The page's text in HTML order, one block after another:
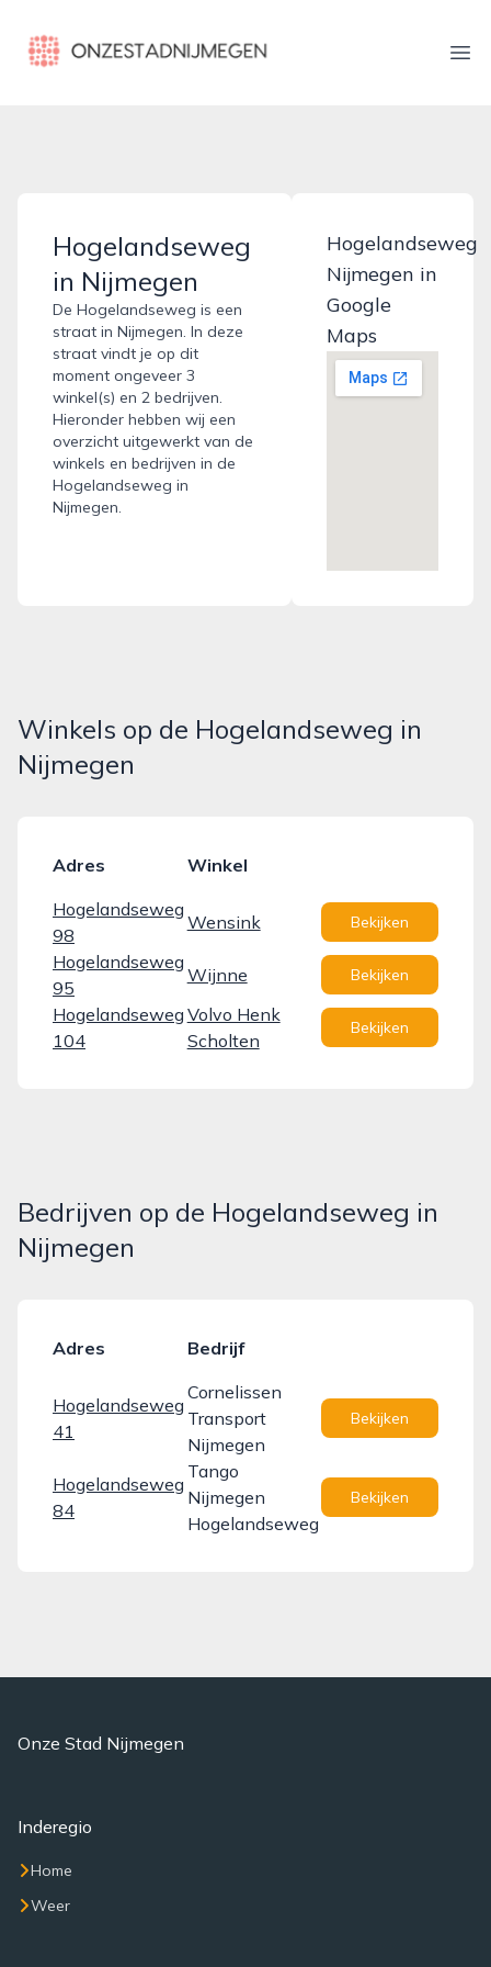
onzestadnijmegen.nl
Hogelandseweg
in Nijmegen
De Hogelandseweg is een
straat in Nijmegen. In deze
straat vindt je op dit
moment ongeveer 3
winkel(s) en 2 bedrijven.
Hieronder hebben wij een
overzicht uitgewerkt van de
winkels en bedrijven in de
Hogelandseweg in
Nijmegen.
Hogelandseweg
Nijmegen in
Google
Maps
Winkels op de Hogelandseweg in
Nijmegen
Adres
Winkel
Hogelandseweg
98
Wensink Bekijken
Hogelandseweg
95
Wijnne Bekijken
Hogelandseweg
104
Volvo Henk
Scholten
Bekijken
Bedrijven op de Hogelandseweg in
Nijmegen
Adres Bedrijf
Hogelandseweg
41
Cornelissen
Transport
Nijmegen
Bekijken
Hogelandseweg
84
Tango
Nijmegen
Hogelandseweg
Bekijken
Onze Stad Nijmegen
Inderegio
Home
Weer